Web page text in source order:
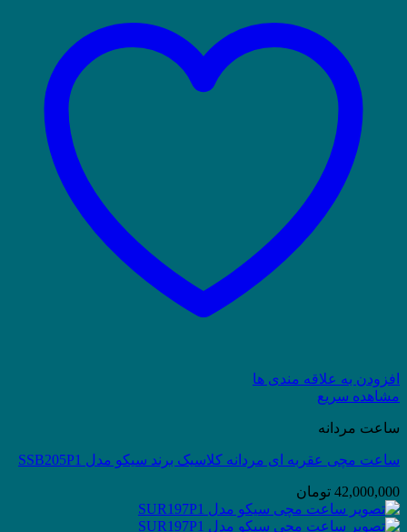
افزودن به علاقه مندی ها
مشاهده سریع
ساعت مردانه
ساعت مچی عقربه ای مردانه کلاسیک برند سیکو مدل SSB205P1
42,000,000 تومان